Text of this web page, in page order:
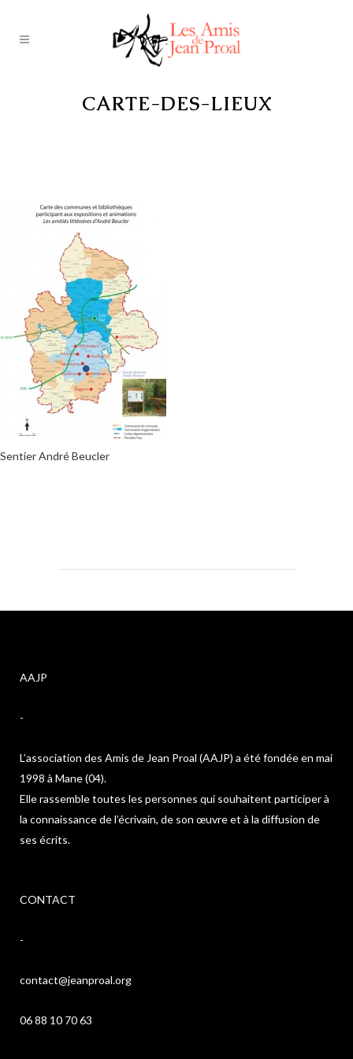
CARTE-DES-LIEUX
Sentier André Beucler
AAJP
-
L’association des Amis de Jean Proal (AAJP) a été fondée en mai
1998 à Mane (04).
Elle rassemble toutes les personnes qui souhaitent participer à
la connaissance de l’écrivain, de son œuvre et à la diffusion de
ses écrits.
CONTACT
-
contact@jeanproal.org
06 88 10 70 63